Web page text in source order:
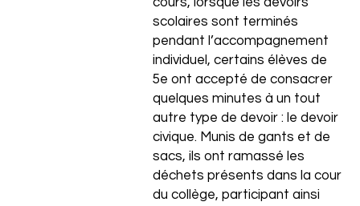
scolaires sont terminés
pendant l’accompagnement
individuel, certains élèves de
5e ont accepté de consacrer
quelques minutes à un tout
autre type de devoir : le devoir
civique. Munis de gants et de
sacs, ils ont ramassé les
déchets présents dans la cour
du collège, participant ainsi